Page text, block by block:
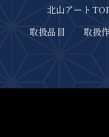
北山アート
取扱品目
取扱